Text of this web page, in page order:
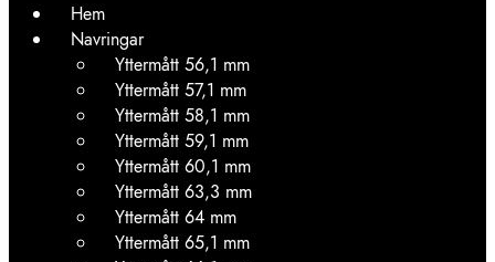
Hem
Navringar
Yttermått 56,1 mm
Yttermått 57,1 mm
Yttermått 58,1 mm
Yttermått 59,1 mm
Yttermått 60,1 mm
Yttermått 63,3 mm
Yttermått 64 mm
Yttermått 65,1 mm